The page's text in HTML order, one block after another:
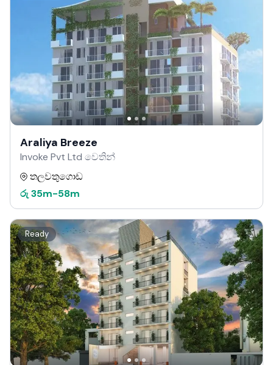
Araliya Breeze
Invoke Pvt Ltd වෙතින්
තලවතුගොඩ
රු 35m-58m
Ready